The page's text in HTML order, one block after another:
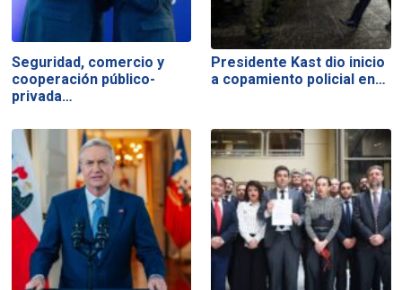
Seguridad, comercio y
cooperación público-
privada…
Presidente Kast dio inicio
a copamiento policial en…